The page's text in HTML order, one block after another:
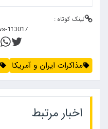
لینک کوتاه :
مذاکرات ایران و آمریکا
اخبار مرتبط